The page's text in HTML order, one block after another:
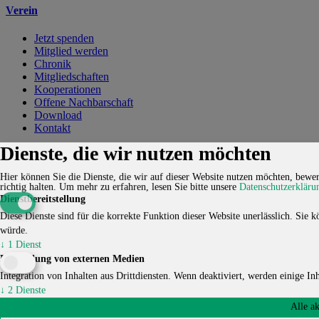
Verein
Jetzt spenden
Mitglied werden
Chronik
Mitgliedschaften
Kooperationen
Offene Nachbarschaft
Download
Kontakt
KontaktKarriereImpressumDatenschutzerklärungCookie-
Einstellungen
© 2026 HUCKEPACK e.V. - Alle Rechte vorbehalten.
Dienste, die wir nutzen möchten
Hier können Sie die Dienste, die wir auf dieser Website nutzen möchten,
richtig halten. Um mehr zu erfahren, lesen Sie bitte unsere
Dienstbereitstellung
Diese Dienste sind für die korrekte Funktion dieser Website unerlässlich.
würde.
↓ 1 Dienst
Einbindung von externen Medien
Integration von Inhalten aus Drittdiensten. Wenn deaktiviert, werden einige
↓ 2 Dienste
Alle